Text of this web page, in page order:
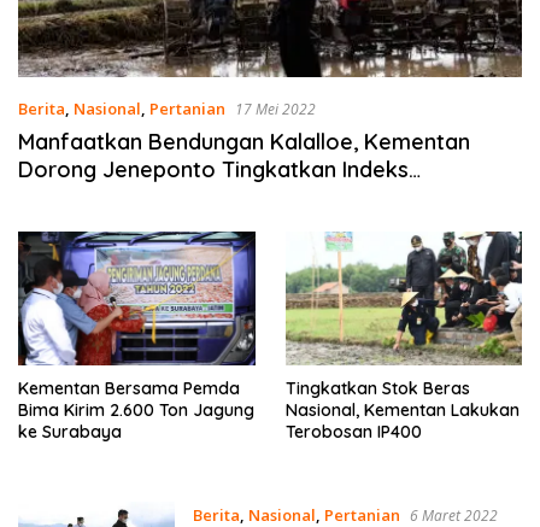
Berita, Nasional, Pertanian 17 Mei 2022
Manfaatkan Bendungan Kalalloe, Kementan
Dorong Jeneponto Tingkatkan Indeks
Kementan Bersama Pemda
Bima Kirim 2.600 Ton Jagung
ke Surabaya
Tingkatkan Stok Beras
Nasional, Kementan Lakukan
Terobosan IP400
Berita, Nasional, Pertanian 6 Maret 2022